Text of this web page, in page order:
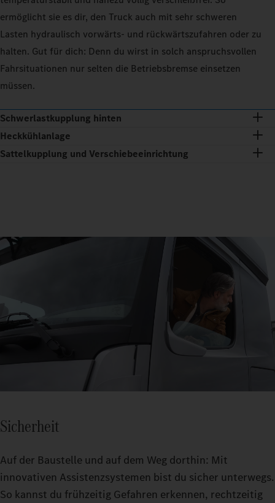
ermöglicht sie es dir, den Truck auch mit sehr schweren
Lasten hydraulisch vorwärts- und rückwärtszufahren oder zu
halten. Gut für dich: Denn du wirst in solch anspruchsvollen
Fahrsituationen nur selten die Betriebsbremse einsetzen
müssen.
Schwerlastkupplung hinten
Heckkühlanlage
Sattelkupplung und Verschiebeeinrichtung
Sicherheit
Auf der Baustelle und auf dem Weg dorthin: Mit
innovativen Assistenzsystemen bist du sicher unterwegs.
So kannst du frühzeitig Gefahren erkennen, rechtzeitig